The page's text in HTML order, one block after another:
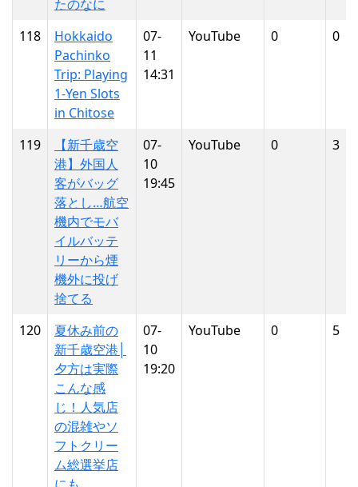
たのなに
118
Hokkaido
Pachinko
Trip: Playing
1-Yen Slots
in Chitose
07-
11
14:31
YouTube 0 0
119
【新千歳空
港】外国人
客がバッグ
落とし…航空
機内でモバ
イルバッテ
リーから煙
機外に投げ
捨てる
07-
10
19:45
YouTube 0 3
120
夏休み前の
新千歳空港│
夕方は実際
こんな感
じ！人気店
の混雑やソ
フトクリー
ム総選挙店
07-
10
19:20
YouTube 0 5